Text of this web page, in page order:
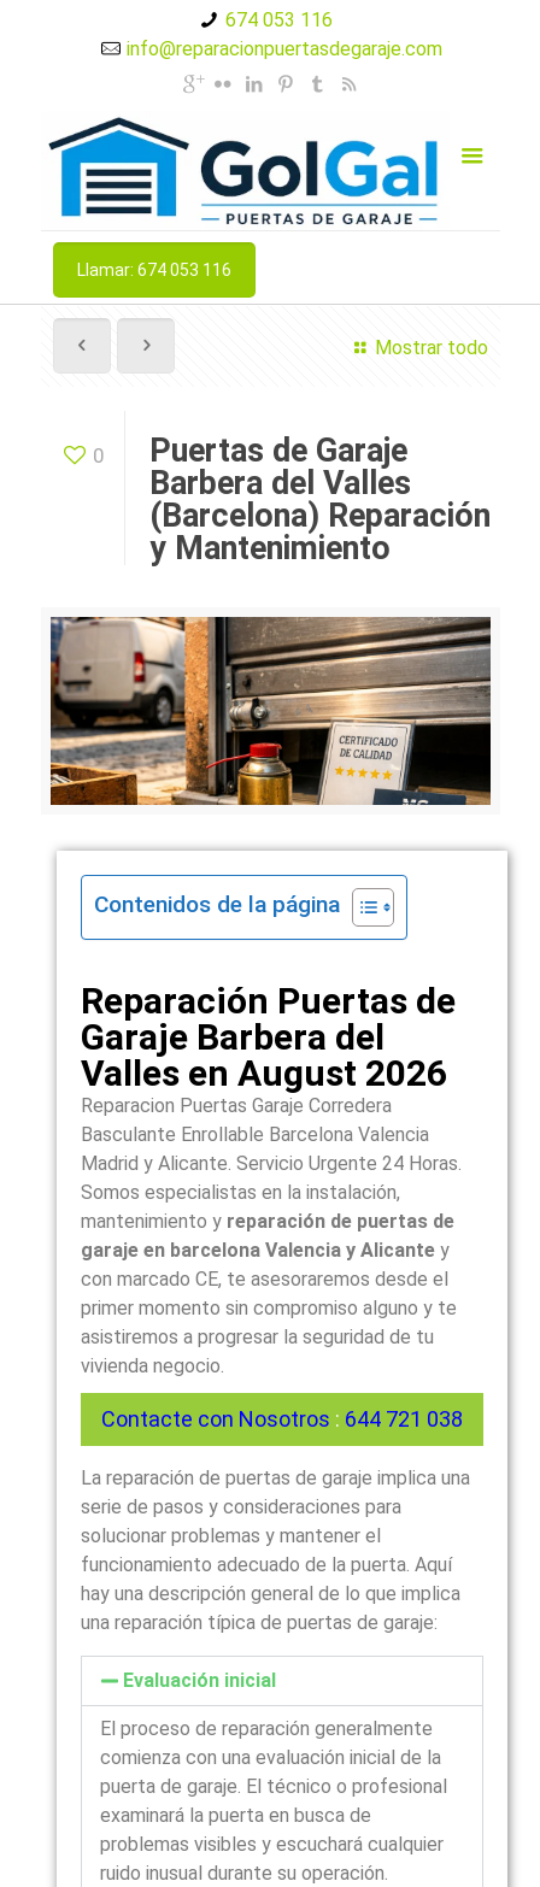
674 053 116
info@reparacionpuertasdegaraje.com
Llamar: 674 053 116
Mostrar todo
0
Puertas de Garaje
Barbera del Valles
(Barcelona) Reparación
y Mantenimiento
Contenidos de la página
Reparación Puertas de
Garaje Barbera del
Valles en August 2026
Reparacion Puertas Garaje Corredera
Basculante Enrollable Barcelona Valencia
Madrid y Alicante. Servicio Urgente 24 Horas.
Somos especialistas en la instalación,
mantenimiento y reparación de puertas de
garaje en barcelona Valencia y Alicante y
con marcado CE, te asesoraremos desde el
primer momento sin compromiso alguno y te
asistiremos a progresar la seguridad de tu
vivienda negocio.
Contacte con Nosotros : 644 721 038
La reparación de puertas de garaje implica una
serie de pasos y consideraciones para
solucionar problemas y mantener el
funcionamiento adecuado de la puerta. Aquí
hay una descripción general de lo que implica
una reparación típica de puertas de garaje:
Evaluación inicial
El proceso de reparación generalmente
comienza con una evaluación inicial de la
puerta de garaje. El técnico o profesional
examinará la puerta en busca de
problemas visibles y escuchará cualquier
ruido inusual durante su operación.